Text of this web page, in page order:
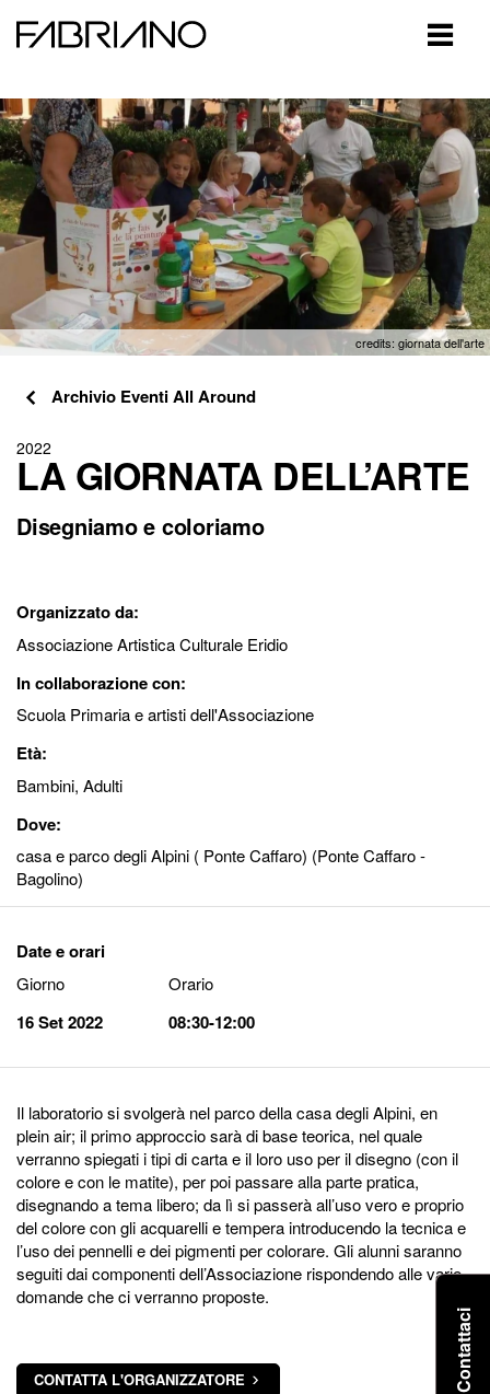
credits: giornata dell'arte
Archivio Eventi All Around
2022
LA GIORNATA DELL’ARTE
Disegniamo e coloriamo
Organizzato da:
Associazione Artistica Culturale Eridio
In collaborazione con:
Scuola Primaria e artisti dell'Associazione
Età:
Bambini, Adulti
Dove:
casa e parco degli Alpini ( Ponte Caffaro) (Ponte Caffaro -
Bagolino)
Date e orari
Giorno Orario
16 Set 2022 08:30-12:00
Il laboratorio si svolgerà nel parco della casa degli Alpini, en
plein air; il primo approccio sarà di base teorica, nel quale
verranno spiegati i tipi di carta e il loro uso per il disegno (con il
colore e con le matite), per poi passare alla parte pratica,
disegnando a tema libero; da lì si passerà all’uso vero e proprio
del colore con gli acquarelli e tempera introducendo la tecnica e
l’uso dei pennelli e dei pigmenti per colorare. Gli alunni saranno
seguiti dai componenti dell’Associazione rispondendo alle varie
domande che ci verranno proposte.
CONTATTA L'ORGANIZZATORE Contattaci